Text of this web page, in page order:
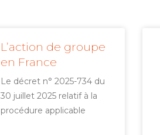
L’action de groupe
en France
Le décret n° 2025-734 du
30 juillet 2025 relatif à la
procédure applicable